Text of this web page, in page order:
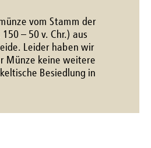
vom Stamm der
– 50 v. Chr.) aus
Leider haben wir
Münze keine weitere
Besiedlung in